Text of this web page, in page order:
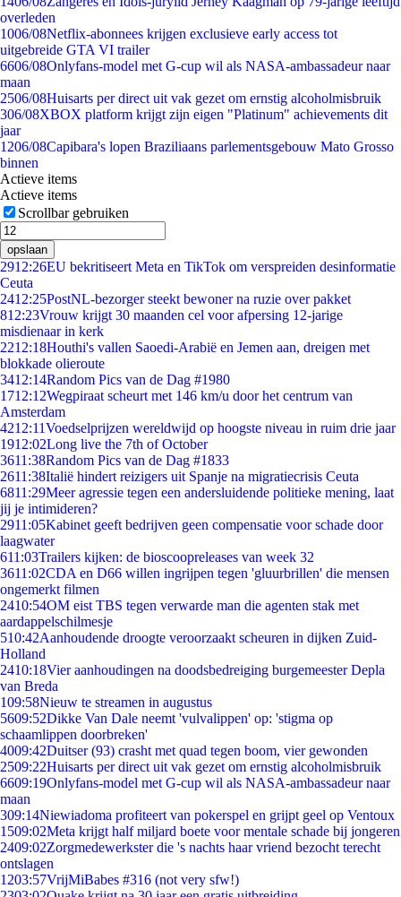
overleden
1006/08Netflix-abonnees krijgen exclusieve early access tot
uitgebreide GTA VI trailer
6606/08Onlyfans-model met G-cup wil als NASA-ambassadeur naar
maan
2506/08Huisarts per direct uit vak gezet om ernstig alcoholmisbruik
306/08XBOX platform krijgt zijn eigen "Platinum" achievements dit
jaar
1206/08Capibara's lopen Braziliaans parlementsgebouw Mato Grosso
binnen
Actieve items
Actieve items
Scrollbar gebruiken
opslaan
2912:26EU bekritiseert Meta en TikTok om verspreiden desinformatie
Ceuta
2412:25PostNL-bezorger steekt bewoner na ruzie over pakket
812:23Vrouw krijgt 30 maanden cel voor afpersing 12-jarige
misdienaar in kerk
2212:18Houthi's vallen Saoedi-Arabië en Jemen aan, dreigen met
blokkade olieroute
3412:14Random Pics van de Dag #1980
1712:12Wegpiraat scheurt met 146 km/u door het centrum van
Amsterdam
4212:11Voedselprijzen wereldwijd op hoogste niveau in ruim drie jaar
1912:02Long live the 7th of October
3611:38Random Pics van de Dag #1833
2611:38Italië hindert reizigers uit Spanje na migratiecrisis Ceuta
6811:29Meer agressie tegen een andersluidende politieke mening, laat
jij je intimideren?
2911:05Kabinet geeft bedrijven geen compensatie voor schade door
laagwater
611:03Trailers kijken: de bioscoopreleases van week 32
3611:02CDA en D66 willen ingrijpen tegen 'gluurbrillen' die mensen
ongemerkt filmen
2410:54OM eist TBS tegen verwarde man die agenten stak met
aardappelschilmesje
510:42Aanhoudende droogte veroorzaakt scheuren in dijken Zuid-
Holland
2410:18Vier aanhoudingen na doodsbedreiging burgemeester Depla
van Breda
109:58Nieuw te streamen in augustus
5609:52Dikke Van Dale neemt 'vulvalippen' op: 'stigma op
schaamlippen doorbreken'
4009:42Duitser (93) crasht met quad tegen boom, vier gewonden
2509:22Huisarts per direct uit vak gezet om ernstig alcoholmisbruik
6609:19Onlyfans-model met G-cup wil als NASA-ambassadeur naar
maan
309:14Niewiadoma profiteert van pokerspel en grijpt geel op Ventoux
1509:02Meta krijgt half miljard boete voor mentale schade bij jongeren
2409:02Zorgmedewerkster die 's nachts haar vriend bezocht terecht
ontslagen
1203:57VrijMiBabes #316 (not very sfw!)